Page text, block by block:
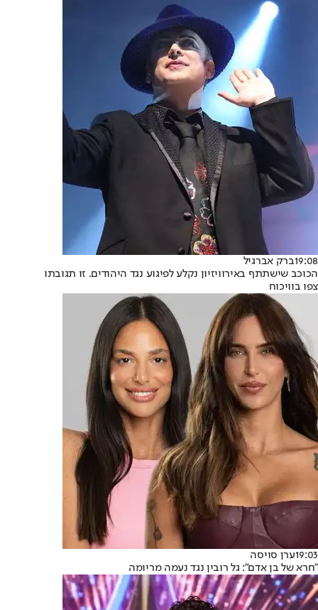
19:08ברק אברגיל
הכוכב שישתתף באירוויזיון נקלע לפיגוע נגד היהודים. זו תגובתו
צפו בוויכוח
19:03ערן סויסה
"חרא של בן אדם": גל רובין נגד נעמה מריומה